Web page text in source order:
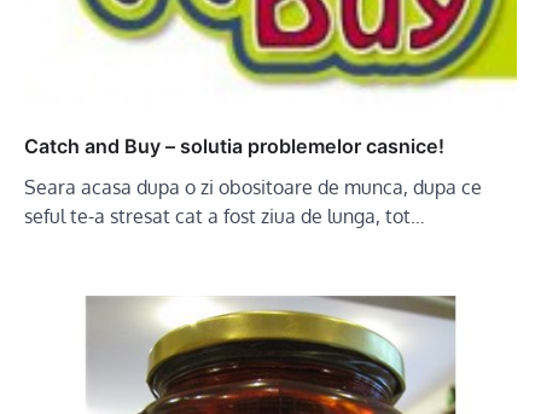
Catch and Buy – solutia problemelor casnice!
Seara acasa dupa o zi obositoare de munca, dupa ce
seful te-a stresat cat a fost ziua de lunga, tot…